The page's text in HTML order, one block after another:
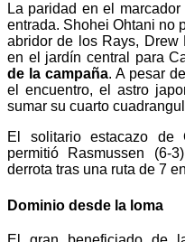
La paridad en el
entrada. Shohei Ohtani no
abridor de los Rays, Drew
en el jardín central para
de la campaña. A pesar
el encuentro, el astro
sumar su cuarto
El solitario estacazo
permitió Rasmussen (6-
derrota tras una ruta de 7
Dominio desde la loma